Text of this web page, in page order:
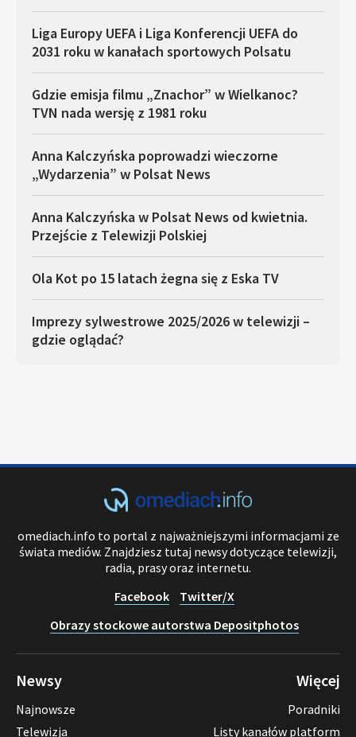
Liga Europy UEFA i Liga Konferencji UEFA do
2031 roku w kanałach sportowych Polsatu
Gdzie emisja filmu „Znachor” w Wielkanoc?
TVN nada wersję z 1981 roku
Anna Kalczyńska poprowadzi wieczorne
„Wydarzenia” w Polsat News
Anna Kalczyńska w Polsat News od kwietnia.
Przejście z Telewizji Polskiej
Ola Kot po 15 latach żegna się z Eska TV
Imprezy sylwestrowe 2025/2026 w telewizji –
gdzie oglądać?
omediach.info to portal z najważniejszymi informacjami ze
świata mediów. Znajdziesz tutaj newsy dotyczące telewizji,
radia, prasy oraz internetu.
Facebook
Twitter/X
Obrazy stockowe autorstwa Depositphotos
Newsy
Najnowsze
Telewizja
Więcej
Poradniki
Listy kanałów platform